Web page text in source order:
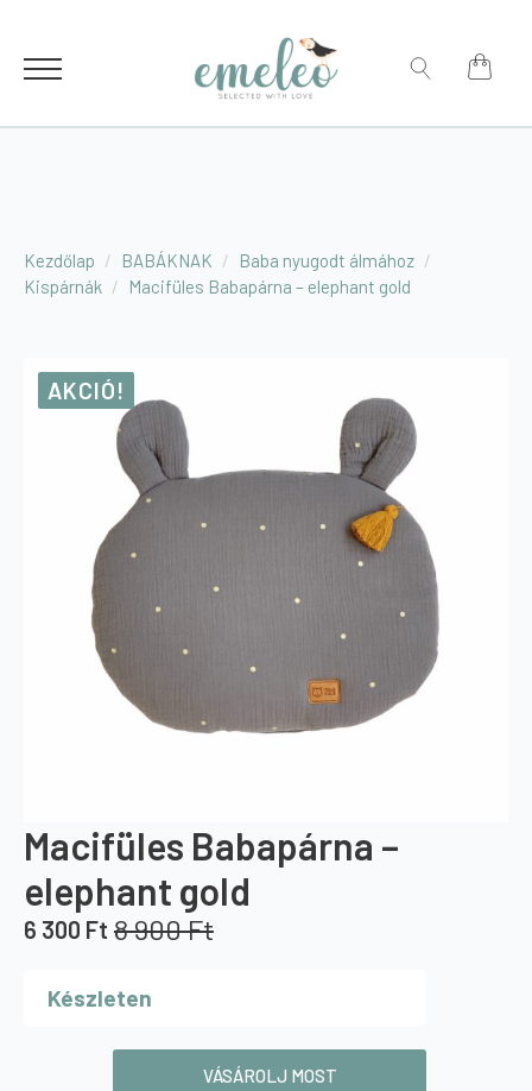
Kezdőlap BABÁKNAK
Baba nyugodt álmához
Kispárnák
Macifüles Babapárna – elephant gold
AKCIÓ!
Macifüles Babapárna –
elephant gold
8 900Ft
Original
was:
6 300 Ft
Current
Készleten
VÁSÁROLJ MOST